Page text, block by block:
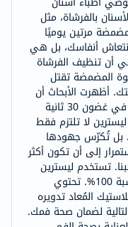
بالفرشاة، مثل
مرتين يوميًا
أنفاسك، بل هي
أن تنظيف الفرشاة
قوة المضمضة تقتل
أظهرت الأبحاث أن
غسول الفم ليسترين يقتل بكتيريا الفم في غضون 30 ثانية
لا تلتزم فقط
بل تُكرّس جهودها
إلى أن تكون أكثر
تستخدم ليسترين
زجاجات وأغطية قابلة لإعادة التدوير بنسبة 100%. تحتوي
على 50% من البلاستيك المُعاد تدويره
لضمان صحة فمك.